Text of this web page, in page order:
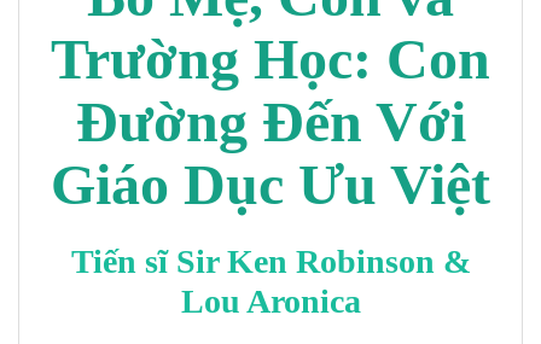
Trường Học: Con
Đường Đến Với
Giáo Dục Ưu Việt
Tiến sĩ Sir Ken Robinson &
Lou Aronica